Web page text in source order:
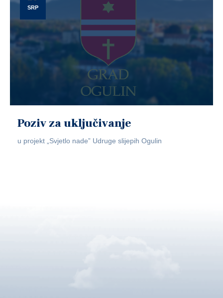
SRP
Poziv za uključivanje
u projekt „Svjetlo nade” Udruge slijepih Ogulin